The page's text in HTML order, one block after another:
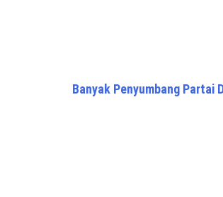
Banyak Penyumbang Partai